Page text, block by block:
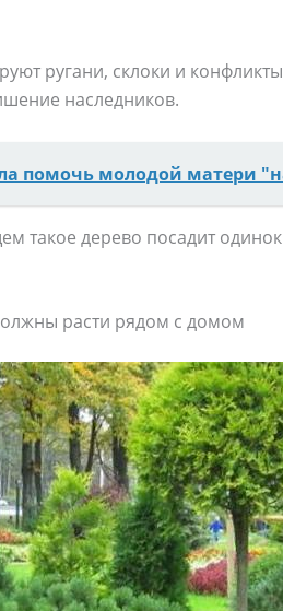
ругани, склоки и
наследников.
помочь молодой матери
такое дерево посадит
расти рядом с домом